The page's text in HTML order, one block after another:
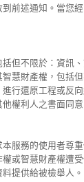
前述通知。當您
但不限於：資訊
慧財產權，包括
行還原工程或反
權利人之書面同
服務的使用者尊
或智慧財產權遭
提供給被檢舉人